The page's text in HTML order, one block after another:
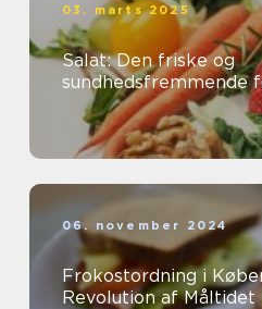
03. marts 2025
Salat: Den friske og
sundhedsfremmende
06. november 2024
Frokostordning i
Revolution af Måltidet